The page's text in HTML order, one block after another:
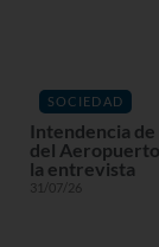
SOCIEDAD
Intendencia
del
la entrevista
31/07/26